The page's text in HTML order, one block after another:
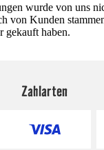
wurde von uns
von Kunden
gekauft haben.
Zahlarten